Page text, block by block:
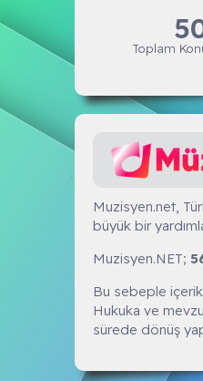
Muzisyen.NET
Toplam
Muzisyen.net,
büyük bir
Muzisyen.NET;
Bu sebeple
Hukuka ve
sürede dönüş